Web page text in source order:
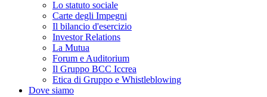
Lo statuto sociale
Carte degli Impegni
Il bilancio d'esercizio
Investor Relations
La Mutua
Forum e Auditorium
Il Gruppo BCC Iccrea
Etica di Gruppo e Whistleblowing
Dove siamo